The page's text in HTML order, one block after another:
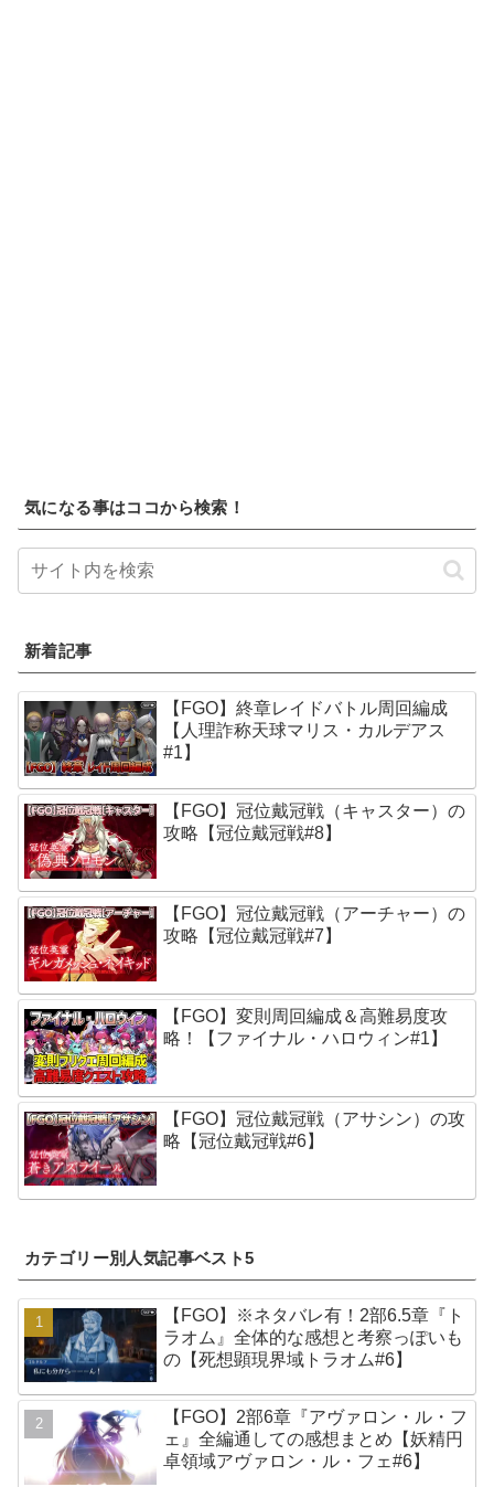
気になる事はココから検索！
新着記事
【FGO】終章レイドバトル周回編成
【人理詐称天球マリス・カルデアス
#1】
【FGO】冠位戴冠戦（キャスター）の
攻略【冠位戴冠戦#8】
【FGO】冠位戴冠戦（アーチャー）の
攻略【冠位戴冠戦#7】
【FGO】変則周回編成＆高難易度攻
略！【ファイナル・ハロウィン#1】
【FGO】冠位戴冠戦（アサシン）の攻
略【冠位戴冠戦#6】
カテゴリー別人気記事ベスト5
【FGO】※ネタバレ有！2部6.5章『ト
ラオム』全体的な感想と考察っぽいも
の【死想顕現界域トラオム#6】
【FGO】2部6章『アヴァロン・ル・フ
ェ』全編通しての感想まとめ【妖精円
卓領域アヴァロン・ル・フェ#6】